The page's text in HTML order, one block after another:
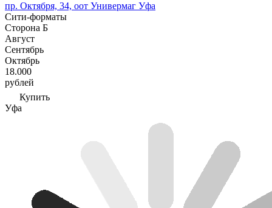
пр. Октября, 34, оот Универмаг Уфа
Сити-форматы
Сторона Б
Август
Сентябрь
Октябрь
18.000
рублей
Купить
Уфа